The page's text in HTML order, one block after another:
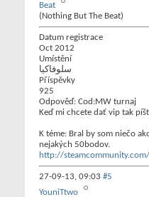
Beat
(Nothing But The Beat)
Datum registrace
Oct 2012
Umístění
سلوفاكيا
Příspěvky
925
Odpověď: Cod:MW turnaj
Keď mi chcete dať vip tak
K téme: Bral by som niečo
nejakých 50bodov.
http://
27-09-13, 09:03 #5
YouniTtwo